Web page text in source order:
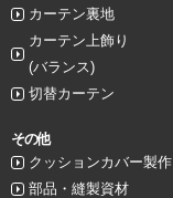
カーテン裏地
カーテン上飾り
(バランス)
切替カーテン
その他
クッションカバー製作
部品・縫製資材